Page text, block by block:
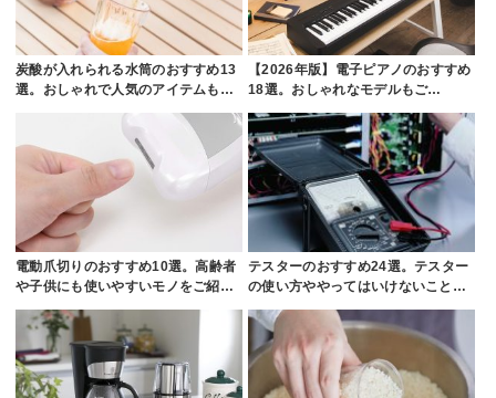
炭酸が入れられる水筒のおすすめ13
選。おしゃれで人気のアイテムも…
【2026年版】電子ピアノのおすすめ
18選。おしゃれなモデルもご…
電動爪切りのおすすめ10選。高齢者
や子供にも使いやすいモノをご紹…
テスターのおすすめ24選。テスター
の使い方ややってはいけないこと…